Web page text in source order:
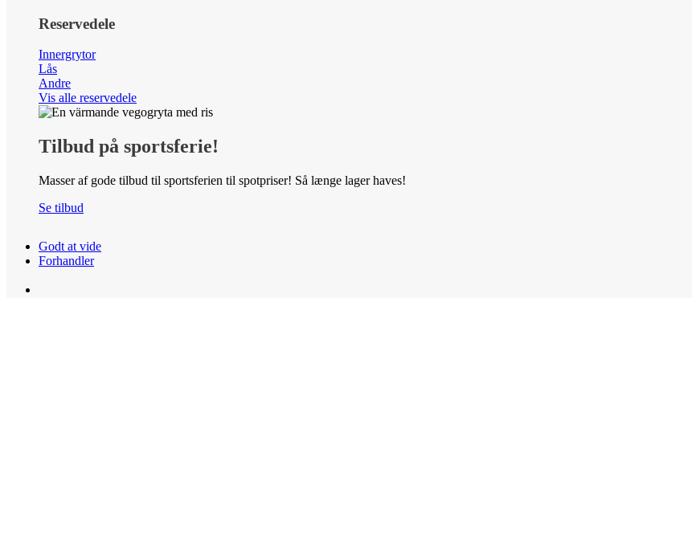
Reservedele
Innergrytor
Lås
Andre
Vis alle reservedele
Tilbud på sportsferie!
Masser af gode tilbud til sportsferien til spotpriser! Så længe lager haves!
Se tilbud
Godt at vide
Forhandler